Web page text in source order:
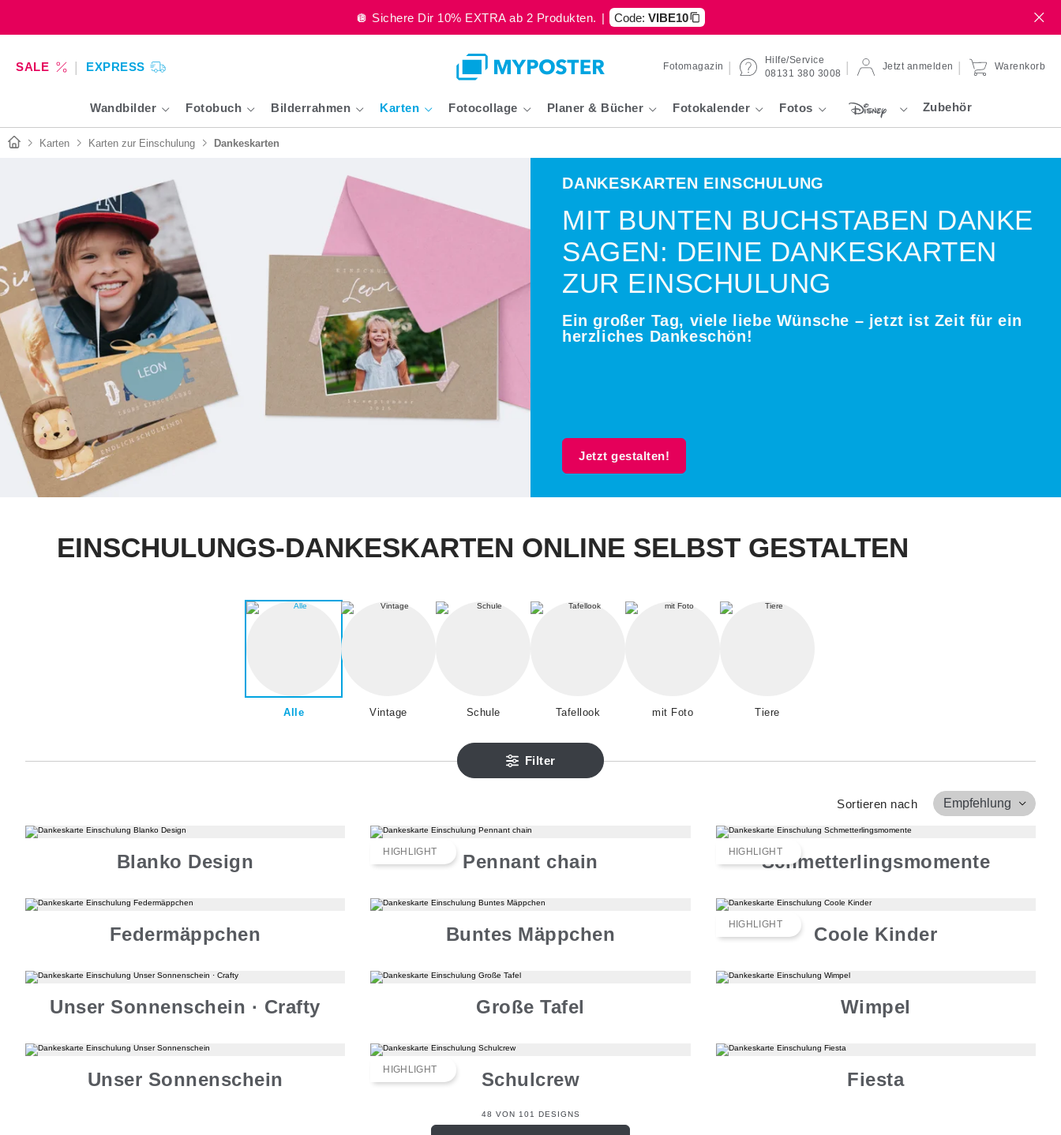
🪩 Sichere Dir 10% EXTRA ab 2 Produkten. | Code: VIBE10
SALE EXPRESS Fotomagazin
Hilfe/Service
08131 380 3008
Jetzt anmelden Warenkorb
Wandbilder Fotobuch Bilderrahmen Karten Fotocollage Planer & Bücher Fotokalender Fotos Zubehör
Karten Karten zur Einschulung Dankeskarten
DANKESKARTEN EINSCHULUNG
MIT BUNTEN BUCHSTABEN DANKE
SAGEN: DEINE DANKESKARTEN
ZUR EINSCHULUNG
Ein großer Tag, viele liebe Wünsche – jetzt ist Zeit für ein
herzliches Dankeschön!
Jetzt gestalten!
EINSCHULUNGS-DANKESKARTEN ONLINE SELBST GESTALTEN
Alle Vintage Schule Tafellook mit Foto Tiere
Filter
Sortieren nach Empfehlung
Blanko Design HIGHLIGHT Pennant chain HIGHLIGHTSchmetterlingsmomente
Federmäppchen Buntes Mäppchen HIGHLIGHT Coole Kinder
Unser Sonnenschein · Crafty Große Tafel Wimpel
Unser Sonnenschein HIGHLIGHT Schulcrew Fiesta
48 VON 101 DESIGNS